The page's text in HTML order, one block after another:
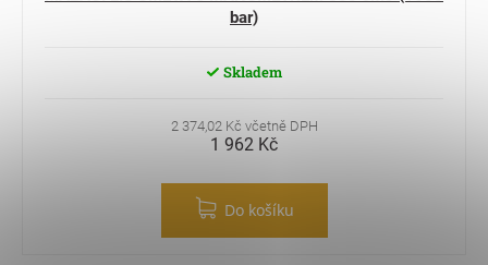
bar)
Skladem
2 374,02 Kč včetně DPH
1 962 Kč
Do košíku